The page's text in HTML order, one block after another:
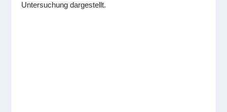
Untersuchung dargestellt.